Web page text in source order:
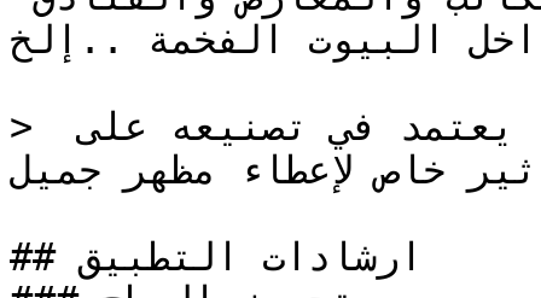
البيوت الفخمة ..إلخ .
> دهان مائي ديكوري عالي الجودة يعتمد في تصنيعه على
خاص لإعطاء مظهر جميل
## ارشادات التطبيق